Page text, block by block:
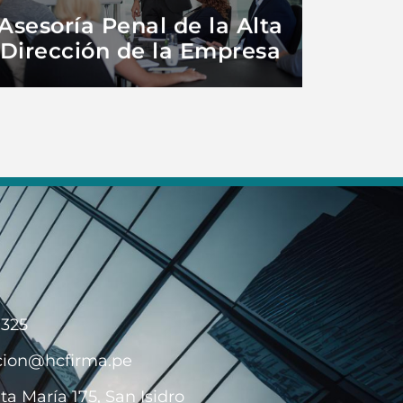
Penal de la Alta
Dirección de la Empresa
María 175, San Isidro